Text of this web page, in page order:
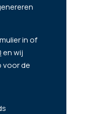
in of
en wij
voor de